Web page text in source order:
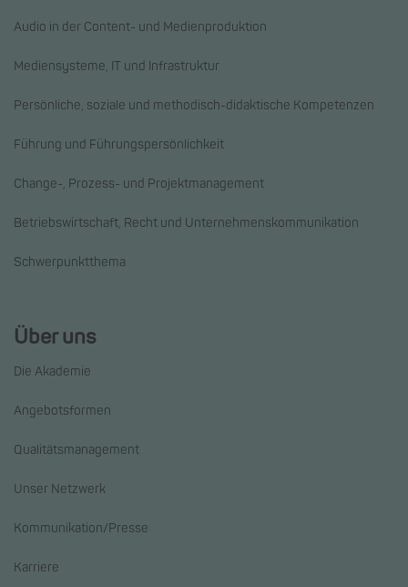
Audio in der Content- und Medienproduktion
Mediensysteme, IT und Infrastruktur
Persönliche, soziale und methodisch-didaktische Kompetenzen
Führung und Führungspersönlichkeit
Change-, Prozess- und Projektmanagement
Betriebswirtschaft, Recht und Unternehmenskommunikation
Schwerpunktthema
Über uns
Die Akademie
Angebotsformen
Qualitätsmanagement
Unser Netzwerk
Kommunikation/Presse
Karriere